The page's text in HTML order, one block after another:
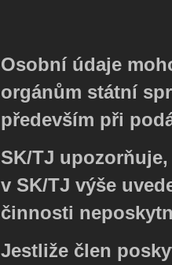
Osobní údaje
orgánům státní
především při
SK/TJ
v SK/TJ výše
činnosti
Jestliže člen